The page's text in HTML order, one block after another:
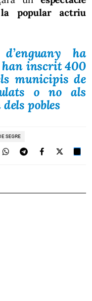
popular actriu
ha
han inscrit 400
municipis de
o no als
pobles
SEGRE